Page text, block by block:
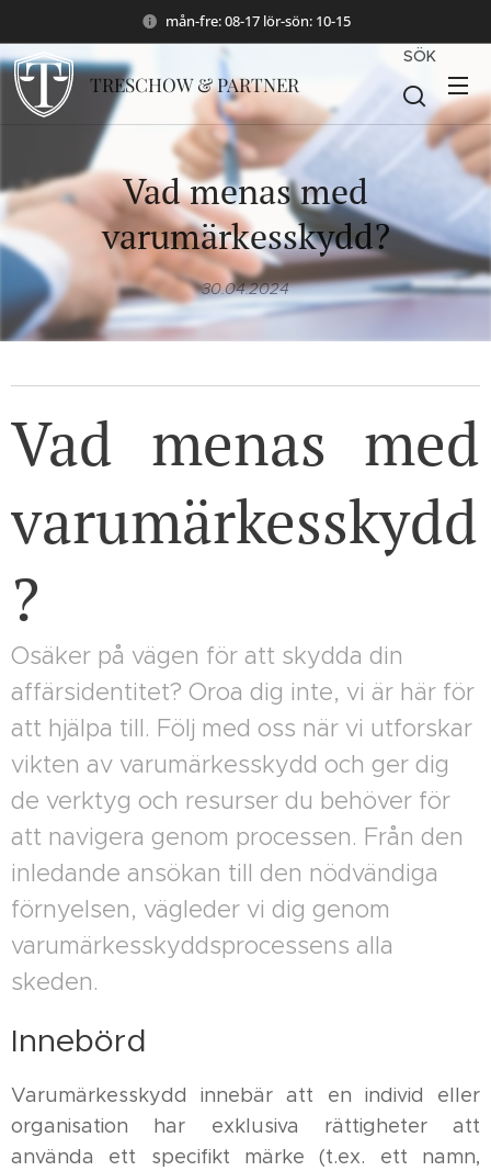
mån-fre: 08-17 lör-sön: 10-15
TRESCHOW & PARTNER
SÖK
Vad menas med
varumärkesskydd?
30.04.2024
Vad menas med
varumärkesskydd
?
Osäker på vägen för att skydda din
affärsidentitet? Oroa dig inte, vi är här för
att hjälpa till. Följ med oss när vi utforskar
vikten av varumärkesskydd och ger dig
de verktyg och resurser du behöver för
att navigera genom processen. Från den
inledande ansökan till den nödvändiga
förnyelsen, vägleder vi dig genom
varumärkesskyddsprocessens alla
skeden.
Innebörd
Varumärkesskydd innebär att en individ eller
organisation har exklusiva rättigheter att
använda ett specifikt märke (t.ex. ett namn,